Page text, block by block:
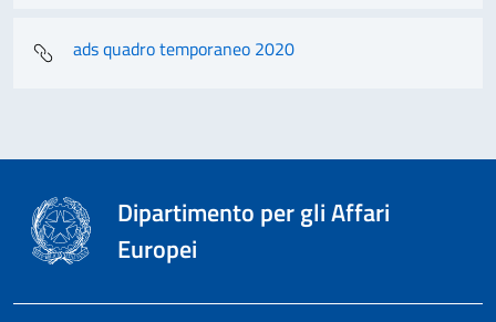
ads quadro temporaneo 2020
Dipartimento per gli Affari
Europei